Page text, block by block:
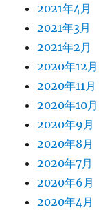
2021年4月
2021年3月
2021年2月
2020年12月
2020年11月
2020年10月
2020年9月
2020年8月
2020年7月
2020年6月
2020年4月